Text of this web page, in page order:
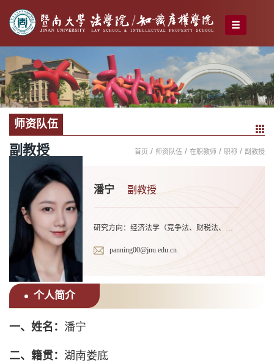
师资队伍
副教授 首页 / 师资队伍 / 在职教师 / 职称 / 副教授
潘宁 副教授
研究方向：经济法学（竞争法、财税法、金融法）；致力于发展计量经济法学、开拓人口经济法学
panning00@jnu.edu.cn
个人简介
一、姓名： 潘宁
二、籍贯： 湖南娄底